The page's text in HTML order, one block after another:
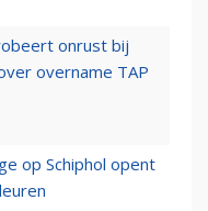
onrust bij
overname TAP
op Schiphol opent